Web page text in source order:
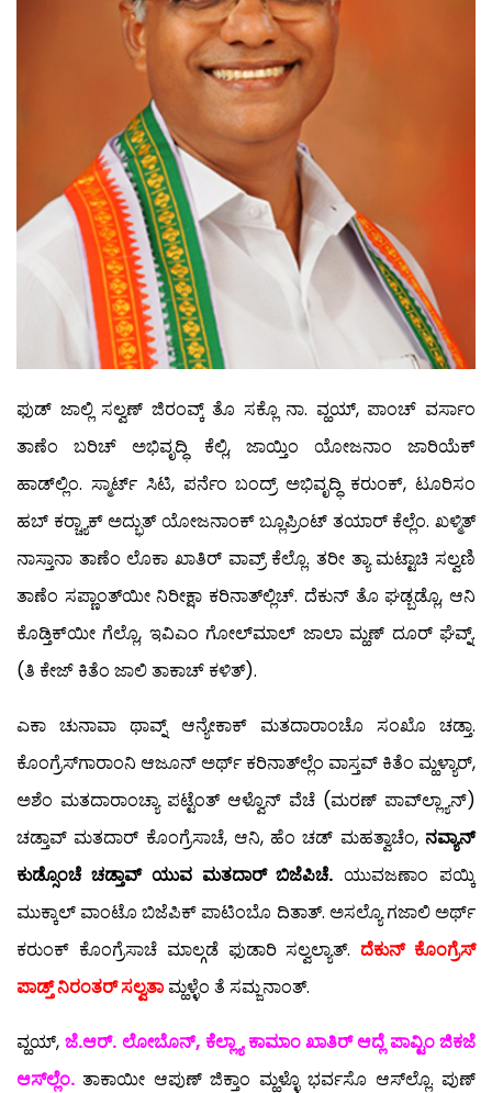
ಫುಡ್ ಜಾಲ್ಲಿ ಸಲ್ವಣ್ ಜಿರಂವ್ಕ್ ತೊ ಸಕ್ಲೊ ನಾ. ವ್ಹಯ್, ಪಾಂಚ್ ವರ್ಸಾಂ
ತಾಣೆಂ ಬರಿಚ್ ಅಭಿವೃದ್ಧಿ ಕೆಲ್ಲಿ, ಜಾಯ್ತಿಂ ಯೋಜನಾಂ ಜಾರಿಯೆಕ್
ಹಾಡ್‍ಲ್ಲಿಂ. ಸ್ಮಾರ್ಟ್ ಸಿಟಿ, ಪರ್ನೆಂ ಬಂದ್ರ್ ಅಭಿವೃದ್ಧಿ ಕರುಂಕ್, ಟೂರಿಸಂ
ಹಬ್ ಕರ್‍ಚ್ಯಾಕ್ ಅದ್ಭುತ್ ಯೋಜನಾಂಕ್ ಬ್ಲೂಪ್ರಿಂಟ್ ತಯಾರ್ ಕೆಲ್ಲೆಂ. ಖಳ್ಮಿತ್
ನಾಸ್ತಾನಾ ತಾಣೆಂ ಲೊಕಾ ಖಾತಿರ್ ವಾವ್ರ್ ಕೆಲ್ಲೊ. ತರೀ ತ್ಯಾ ಮಟ್ಟಾಚಿ ಸಲ್ವಣಿ
ತಾಣೆಂ ಸಪ್ಣಾಂತ್‍ಯೀ ನಿರೀಕ್ಷಾ ಕರಿನಾತ್‍ಲ್ಲಿಚ್. ದೆಕುನ್ ತೊ ಘಡ್ಬಡ್ಲೊ, ಆನಿ
ಕೊಡ್ತಿಕ್‍ಯೀ ಗೆಲ್ಲೊ, ಇವಿಎಂ ಗೋಲ್‍ಮಾಲ್ ಜಾಲಾ ಮ್ಹಣ್ ದೂರ್ ಘೆವ್ನ್.
(ತಿ ಕೇಜ್ ಕಿತೆಂ ಜಾಲಿ ತಾಕಾಚ್ ಕಳಿತ್).
ಎಕಾ ಚುನಾವಾ ಥಾವ್ನ್ ಆನ್ಯೇಕಾಕ್ ಮತದಾರಾಂಚೊ ಸಂಖೊ ಚಡ್ತಾ.
ಕೊಂಗ್ರೆಸ್‍ಗಾರಾಂನಿ ಆಜೂನ್ ಅರ್ಥ್ ಕರಿನಾತ್‍ಲ್ಲೆಂ ವಾಸ್ತವ್ ಕಿತೆಂ ಮ್ಹಳ್ಯಾರ್,
ಅಶೆಂ ಮತದಾರಾಂಚ್ಯಾ ಪಟ್ಟೆಂತ್ ಆಳ್ವೊನ್ ವೆಚೆ (ಮರಣ್ ಪಾವ್‍ಲ್ಲ್ಯಾನ್)
ಚಡ್ತಾವ್ ಮತದಾರ್ ಕೊಂಗ್ರೆಸಾಚೆ, ಆನಿ, ಹೆಂ ಚಡ್ ಮಹತ್ವಾಚೆಂ, ನವ್ಯಾನ್
ಕುಡ್ಸೊಂಚೆ ಚಡ್ತಾವ್ ಯುವ ಮತದಾರ್ ಬಿಜೆಪಿಚೆ. ಯುವಜಣಾಂ ಪಯ್ಕಿ
ಮುಕ್ಕಾಲ್ ವಾಂಟೊ ಬಿಜೆಪಿಕ್ ಪಾಟಿಂಬೊ ದಿತಾತ್. ಅಸಲ್ಯೊ ಗಜಾಲಿ ಅರ್ಥ್
ಕರುಂಕ್ ಕೊಂಗ್ರೆಸಾಚೆ ಮಾಲ್ಗಡೆ ಫುಡಾರಿ ಸಲ್ವಲ್ಯಾತ್.ದೆಕುನ್ ಕೊಂಗ್ರೆಸ್
ಪಾಡ್ತ್ ನಿರಂತರ್ ಸಲ್ವತಾಮ್ಹಳ್ಳೆಂ ತೆ ಸಮ್ಜನಾಂತ್.
ವ್ಹಯ್,ಜೆ.ಆರ್. ಲೋಬೊನ್, ಕೆಲ್ಲ್ಯಾ ಕಾಮಾಂ ಖಾತಿರ್ ಆದ್ಲೆ ಪಾವ್ಟಿಂ ಜಿಕಜೆ
ಆಸ್‍ಲ್ಲೆಂ. ತಾಕಾಯೀ ಆಪುಣ್ ಜಿಕ್ತಾಂ ಮ್ಹಳ್ಳೊ ಭರ್ವಸೊ ಆಸ್‍ಲ್ಲೊ. ಪುಣ್